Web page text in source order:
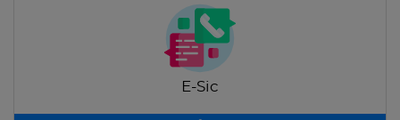
E-Sic